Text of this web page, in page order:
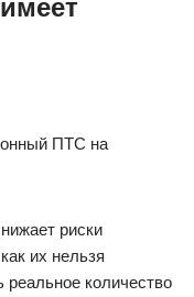
риски
их нельзя
реальное количество